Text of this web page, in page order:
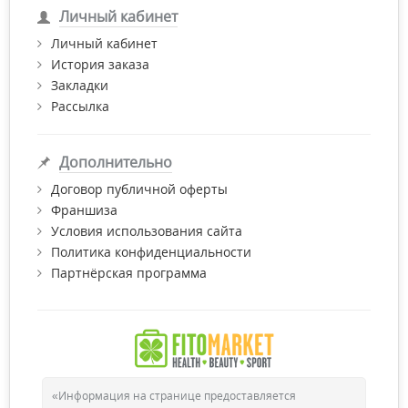
Личный кабинет
Личный кабинет
История заказа
Закладки
Рассылка
Дополнительно
Договор публичной оферты
Франшиза
Условия использования сайта
Политика конфиденциальности
Партнёрская программа
«Информация на странице предоставляется